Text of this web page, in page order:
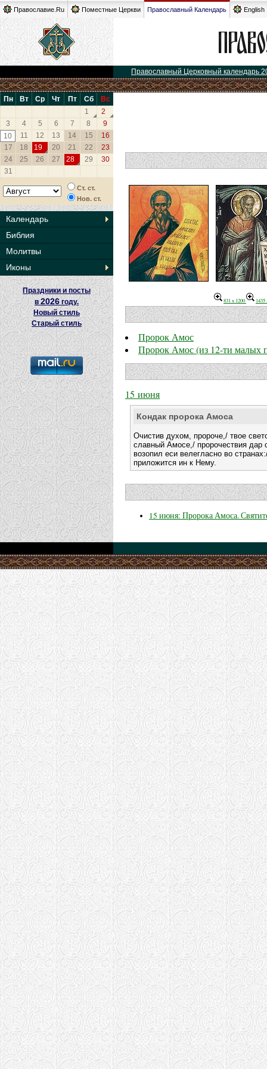
Православие.Ru Поместные Церкви Православный Календарь English
Православный Церковный календарь
Пн Вт Ср Чт Пт Сб
Вс
1
2
3
4 5 6 7 8
9
10
11 12 13 14 15
16
17
18 19 20 21 22
23
24
25 26 27 28 29
30
31
Ст. ст.
Нов. ст.
Календарь
Библия
Молитвы
Иконы
Праздники и посты
в2026 году.
Новый стиль
Старый стиль
831 x 1200 1435
Пророк Амос
Пророк Амос (из 12-ти малых
15 июня
Кондак пророка Амоса
Очистив духом, пророче,/ твое
славный Амосе,/ пророчествия дар
возопил еси велегласно во
приложится ин к Нему.
15 июня: Пророка Амоса.